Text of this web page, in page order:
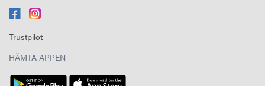
Trustpilot
HÄMTA APPEN